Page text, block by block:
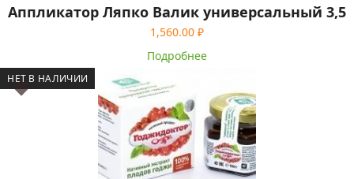
Аппликатор Ляпко Валик универсальный 3,5
1,560.00 ₽
Подробнее
НЕТ В НАЛИЧИИ